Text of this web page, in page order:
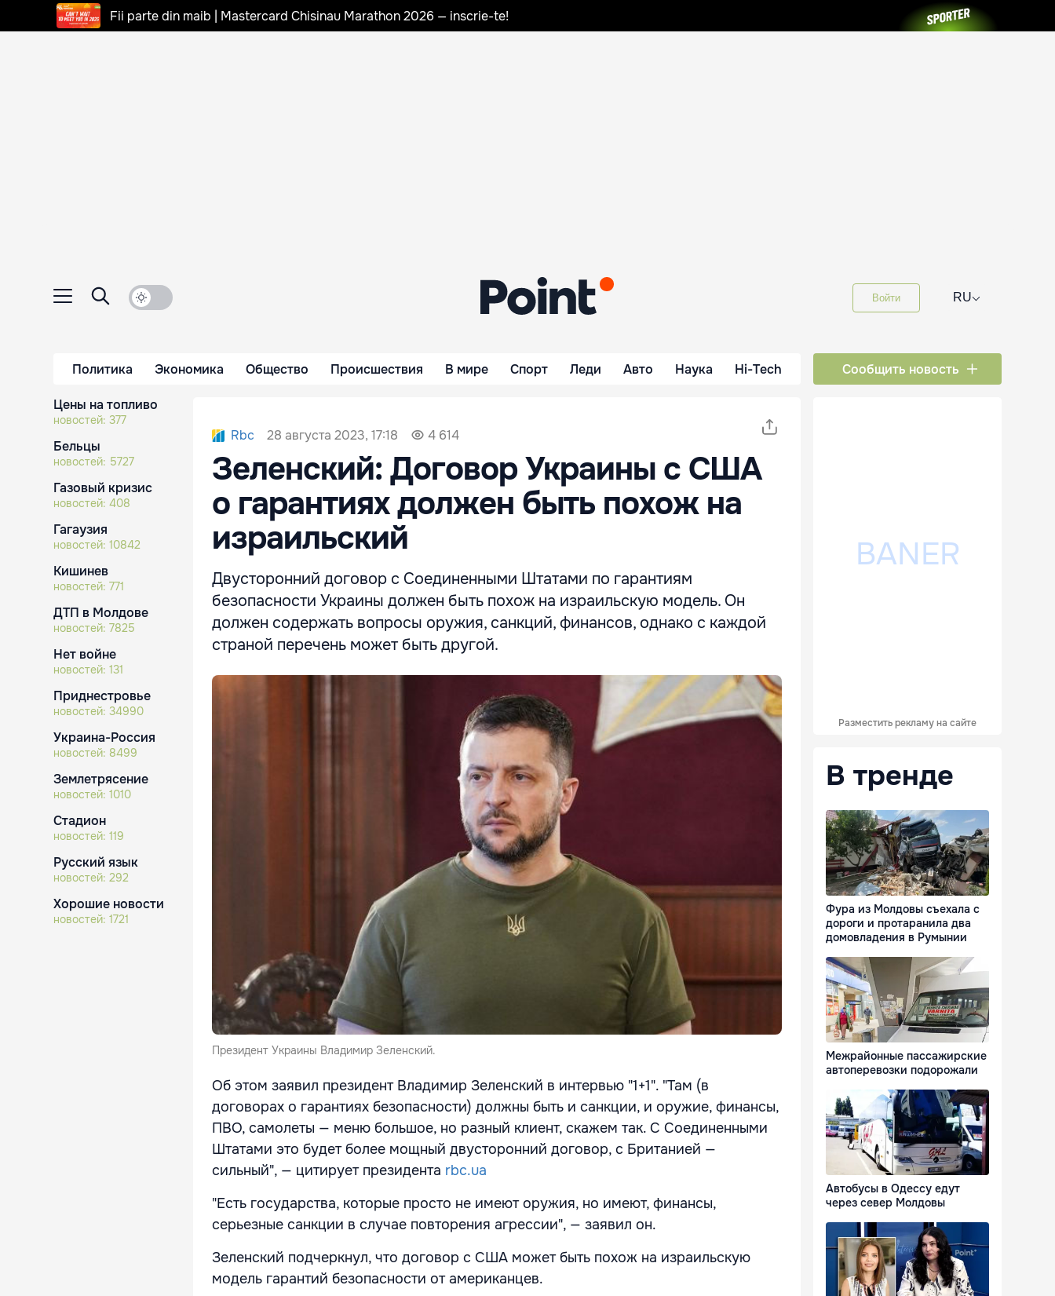
Fii parte din maib | Mastercard Chisinau Marathon 2026 — inscrie-te!
Войти RU⌵
Политика Экономика Общество Происшествия В мире Спорт Леди Авто Наука Hi-Tech Сообщить новость
Цены на топливо
новостей: 377
Бельцы
новостей: 5727
Газовый кризис
новостей: 408
Гагаузия
новостей: 10842
Кишинев
новостей: 771
ДТП в Молдове
новостей: 7825
Нет войне
новостей: 131
Приднестровье
новостей: 34990
Украина-Россия
новостей: 8499
Землетрясение
новостей: 1010
Стадион
новостей: 119
Русский язык
новостей: 292
Хорошие новости
новостей: 1721
Rbc 28 августа 2023, 17:18 4 614
Зеленский: Договор Украины с США
о гарантиях должен быть похож на
израильский
Двусторонний договор с Соединенными Штатами по гарантиям
безопасности Украины должен быть похож на израильскую модель. Он
должен содержать вопросы оружия, санкций, финансов, однако с каждой
страной перечень может быть другой.
Президент Украины Владимир Зеленский.
Об этом заявил президент Владимир Зеленский в интервью "1+1". "Там (в
договорах о гарантиях безопасности) должны быть и санкции, и оружие, финансы,
ПВО, самолеты — меню большое, но разный клиент, скажем так. С Соединенными
Штатами это будет более мощный двусторонний договор, с Британией —
сильный", — цитирует президента rbc.ua
"Есть государства, которые просто не имеют оружия, но имеют, финансы,
серьезные санкции в случае повторения агрессии", — заявил он.
Зеленский подчеркнул, что договор с США может быть похож на израильскую
модель гарантий безопасности от американцев.
Разместить рекламу на сайте
В тренде
Фура из Молдовы съехала с
дороги и протаранила два
домовладения в Румынии
Межрайонные пассажирские
автоперевозки подорожали
Автобусы в Одессу едут
через север Молдовы